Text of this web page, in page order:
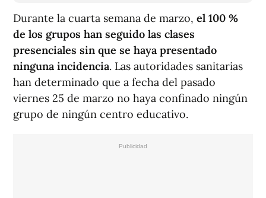
Durante la cuarta semana de marzo, el 100 %
de los grupos han seguido las clases
presenciales sin que se haya presentado
ninguna incidencia. Las autoridades sanitarias
han determinado que a fecha del pasado
viernes 25 de marzo no haya confinado ningún
grupo de ningún centro educativo.